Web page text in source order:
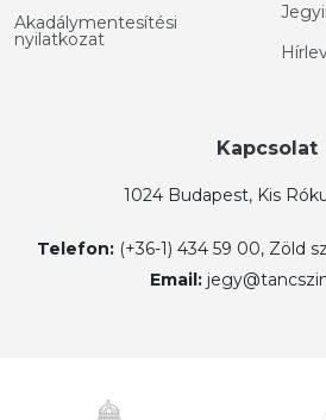
Akadálymentesítési
nyilatkozat
Kapcsolat
1024 Budapest, Kis
Telefon: (+36-1) 434 59 00, Zöld
Email: